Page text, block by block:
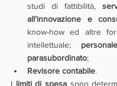
studi di fattibilità,
all'innovazione e
know-how ed altre
intellettuale;
parasubordinato;
Revisore contabile.
I limiti di spesa sono